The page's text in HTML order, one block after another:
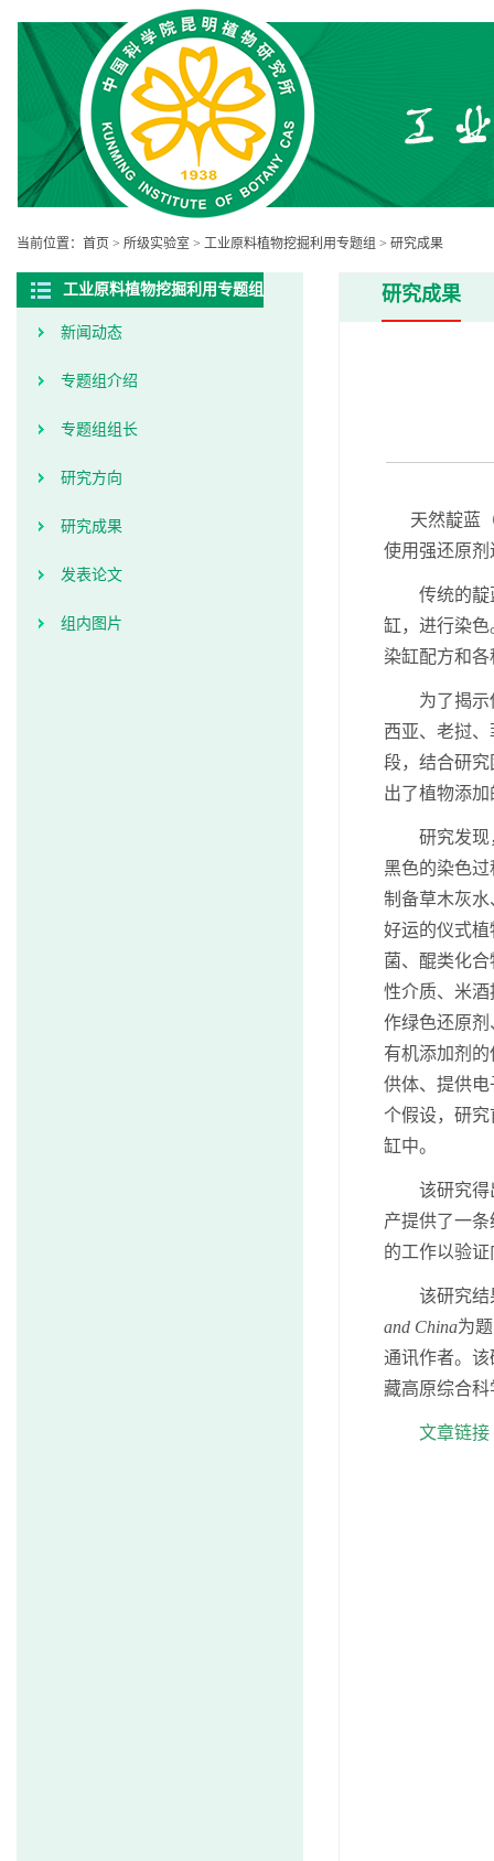
当前位置： 首页 > 所级实验室 > 工业原料植物挖掘利用专题组 > 研究成果
工业原料植物挖掘利用专题组
新闻动态
专题组介绍
专题组组长
研究方向
研究成果
发表论文
组内图片
研究成果
天然靛蓝
使用强还原
传统的靛
缸，进行染
染缸配方和
为了揭
西亚、老挝
段，结合研
出了植物添加
研究发现
黑色的染色
制备草木灰
好运的仪式
菌、醌类化
性介质、米
作绿色还原
有机添加剂
供体、提供
个假设，研
缸中。
该研究得
产提供了一
的工作以验
该研究结
and China为
通讯作者。
藏高原综合
文章链接